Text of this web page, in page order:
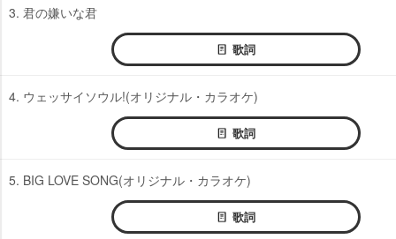
3. 君の嫌いな君
歌詞
4. ウェッサイソウル!(オリジナル・カラオケ)
歌詞
5. BIG LOVE SONG(オリジナル・カラオケ)
歌詞